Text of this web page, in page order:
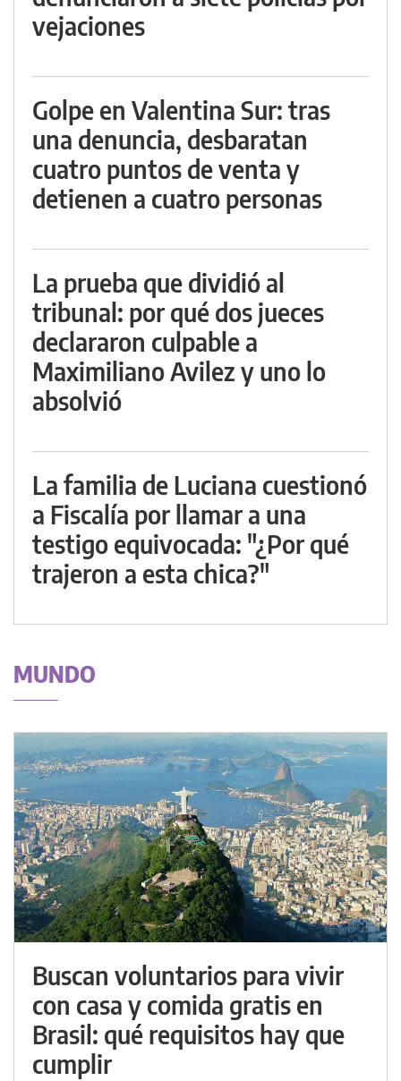
vejaciones
Golpe en Valentina Sur: tras
una denuncia, desbaratan
cuatro puntos de venta y
detienen a cuatro personas
La prueba que dividió al
tribunal: por qué dos jueces
declararon culpable a
Maximiliano Avilez y uno lo
absolvió
La familia de Luciana cuestionó
a Fiscalía por llamar a una
testigo equivocada: "¿Por qué
trajeron a esta chica?"
MUNDO
Buscan voluntarios para vivir
con casa y comida gratis en
Brasil: qué requisitos hay que
cumplir